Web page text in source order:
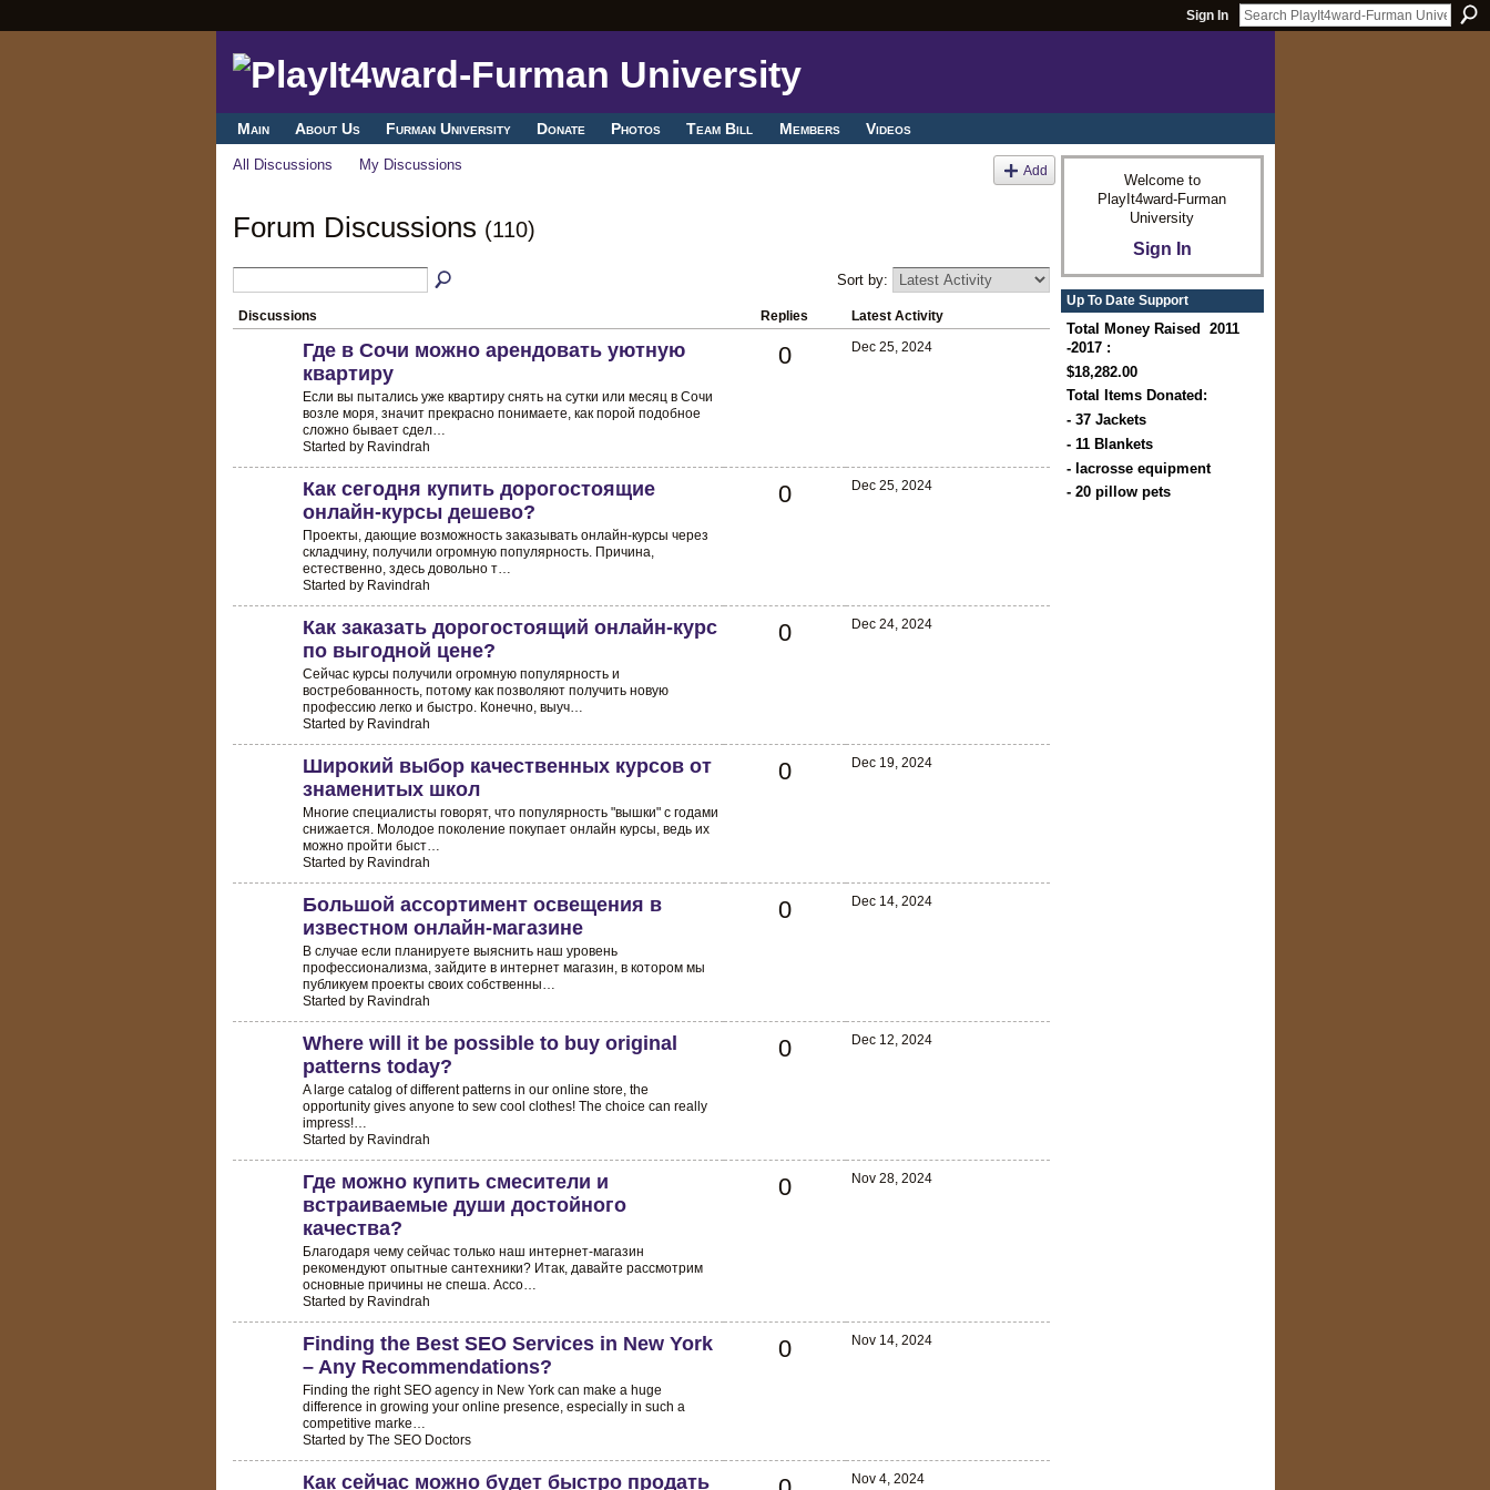
Sign In
Main About Us Furman University Donate Photos Team Bill Members Videos
All Discussions My Discussions Add
Forum Discussions (110)
Sort by:
Discussions Replies Latest Activity
Где в Сочи можно арендовать уютную
квартиру
Если вы пытались уже квартиру снять на сутки или месяц в Сочи
возле моря, значит прекрасно понимаете, как порой подобное
сложно бывает сдел…
Started by Ravindrah
0 Dec 25, 2024
Как сегодня купить дорогостоящие
онлайн-курсы дешево?
Проекты, дающие возможность заказывать онлайн-курсы через
складчину, получили огромную популярность. Причина,
естественно, здесь довольно т…
Started by Ravindrah
0 Dec 25, 2024
Как заказать дорогостоящий онлайн-курс
по выгодной цене?
Сейчас курсы получили огромную популярность и
востребованность, потому как позволяют получить новую
профессию легко и быстро. Конечно, выуч…
Started by Ravindrah
0 Dec 24, 2024
Широкий выбор качественных курсов от
знаменитых школ
Многие специалисты говорят, что популярность "вышки" с годами
снижается. Молодое поколение покупает онлайн курсы, ведь их
можно пройти быст…
Started by Ravindrah
0 Dec 19, 2024
Большой ассортимент освещения в
известном онлайн-магазине
В случае если планируете выяснить наш уровень
профессионализма, зайдите в интернет магазин, в котором мы
публикуем проекты своих собственны…
Started by Ravindrah
0 Dec 14, 2024
Where will it be possible to buy original
patterns today?
A large catalog of different patterns in our online store, the
opportunity gives anyone to sew cool clothes! The choice can really
impress!…
Started by Ravindrah
0 Dec 12, 2024
Где можно купить смесители и
встраиваемые души достойного
качества?
Благодаря чему сейчас только наш интернет-магазин
рекомендуют опытные сантехники? Итак, давайте рассмотрим
основные причины не спеша. Ассо…
Started by Ravindrah
0 Nov 28, 2024
Finding the Best SEO Services in New York
– Any Recommendations?
Finding the right SEO agency in New York can make a huge
difference in growing your online presence, especially in such a
competitive marke…
Started by The SEO Doctors
0 Nov 14, 2024
Как сейчас можно будет быстро продать Nov 4, 2024
Welcome to
PlayIt4ward-Furman
University
Sign In
Up To Date Support
Total Money Raised 2011
-2017 :
$18,282.00
Total Items Donated:
- 37 Jackets
- 11 Blankets
- lacrosse equipment
- 20 pillow pets